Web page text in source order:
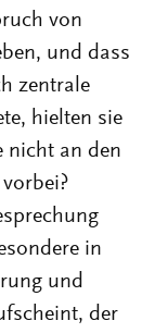
von
und dass
zentrale
hielten sie
nicht an den
in
und
der